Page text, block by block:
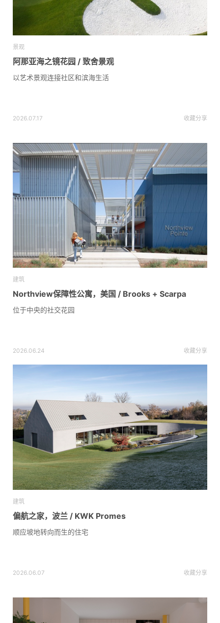
景观
阿那亚海之镜花园 / 致舍景观
以艺术景观连接社区和滨海生活
2026.07.17 收藏分享
建筑
Northview保障性公寓，美国 / Brooks + Scarpa
位于中央的社交花园
2026.06.24 收藏分享
建筑
偏航之家，波兰 / KWK Promes
顺应坡地转向而生的住宅
2026.06.07 收藏分享